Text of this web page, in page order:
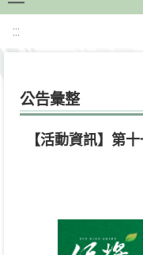
:::
公告彙整
【活動資訊】第